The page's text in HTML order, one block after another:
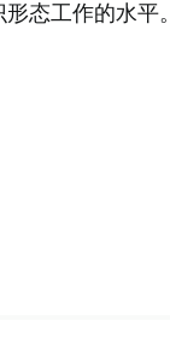
态工作的水平。